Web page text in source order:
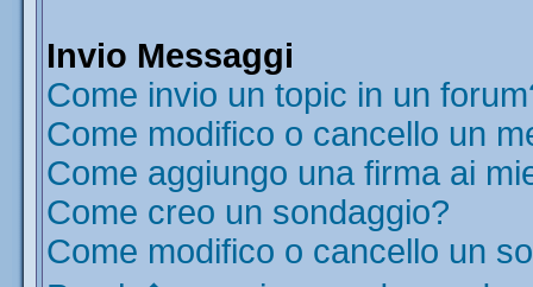
Invio Messaggi
Come invio un topic in un
Come modifico o cancello un
Come aggiungo una firma ai
Come creo un sondaggio?
Come modifico o cancello un